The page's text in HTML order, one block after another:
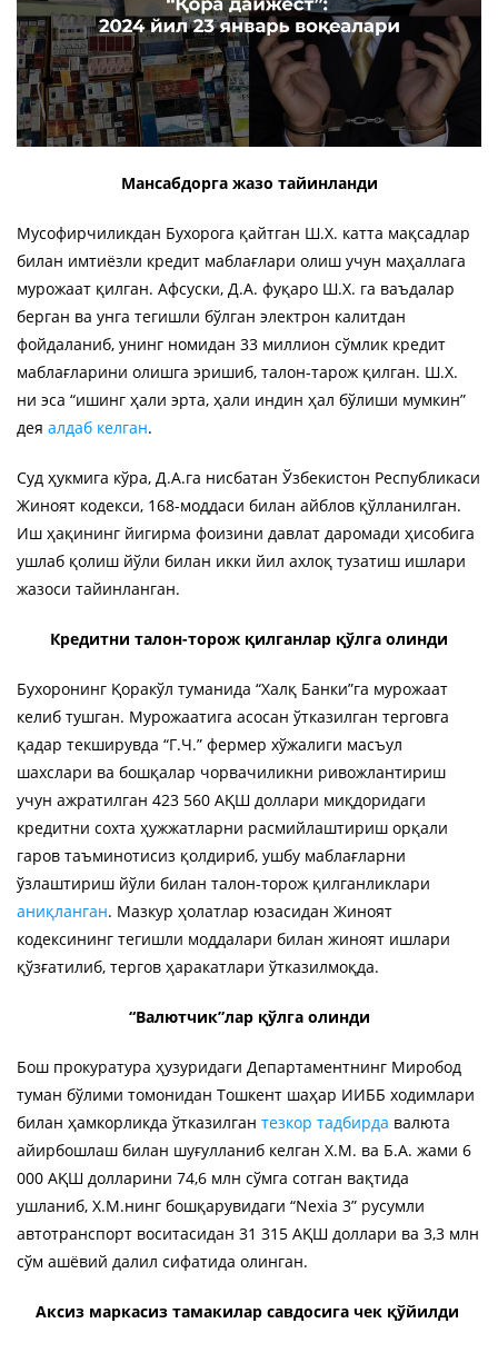
Мансабдорга жазо тайинланди
Мусофирчиликдан Бухорога қайтган Ш.Х. катта мақсадлар
билан имтиёзли кредит маблағлари олиш учун маҳаллага
мурожаат қилган. Афсуски, Д.А. фуқаро Ш.Х. га ваъдалар
берган ва унга тегишли бўлган электрон калитдан
фойдаланиб, унинг номидан 33 миллион сўмлик кредит
маблағларини олишга эришиб, талон-тарож қилган. Ш.Х.
ни эса “ишинг ҳали эрта, ҳали индин ҳал бўлиши мумкин”
дея алдаб келган.
Суд ҳукмига кўра, Д.А.га нисбатан Ўзбекистон Республикаси
Жиноят кодекси, 168-моддаси билан айблов қўлланилган.
Иш ҳақининг йигирма фоизини давлат даромади ҳисобига
ушлаб қолиш йўли билан икки йил ахлоқ тузатиш ишлари
жазоси тайинланган.
Кредитни талон-торож қилганлар қўлга олинди
Бухоронинг Қоракўл туманида “Халқ Банки”га мурожаат
келиб тушган. Мурожаатига асосан ўтказилган терговга
қадар текширувда “Г.Ч.” фермер хўжалиги масъул
шахслари ва бошқалар чорвачиликни ривожлантириш
учун ажратилган 423 560 АҚШ доллари миқдоридаги
кредитни сохта ҳужжатларни расмийлаштириш орқали
гаров таъминотисиз қолдириб, ушбу маблағларни
ўзлаштириш йўли билан талон-торож қилганликлари
аниқланган. Мазкур ҳолатлар юзасидан Жиноят
кодексининг тегишли моддалари билан жиноят ишлари
қўзғатилиб, тергов ҳаракатлари ўтказилмоқда.
“Валютчик”лар қўлга олинди
Бош прокуратура ҳузуридаги Департаментнинг Миробод
туман бўлими томонидан Тошкент шаҳар ИИББ ходимлари
билан ҳамкорликда ўтказилган тезкор тадбирда валюта
айирбошлаш билан шуғулланиб келган Х.М. ва Б.А. жами 6
000 АҚШ долларини 74,6 млн сўмга сотган вақтида
ушланиб, Х.М.нинг бошқарувидаги “Nexia 3” русумли
автотранспорт воситасидан 31 315 АҚШ доллари ва 3,3 млн
сўм ашёвий далил сифатида олинган.
Аксиз маркасиз тамакилар савдосига чек қўйилди